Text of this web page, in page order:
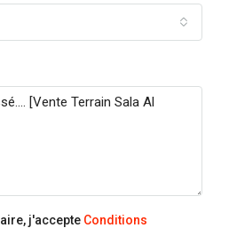
j'accepte Conditions